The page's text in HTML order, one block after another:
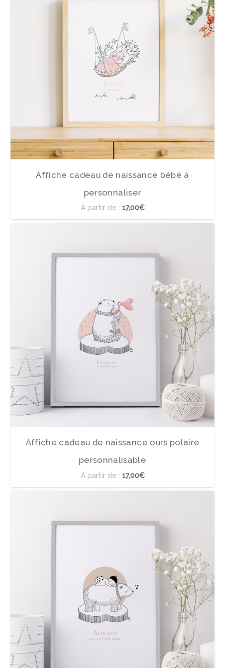
Affiche cadeau de naissance bébé à
personnaliser
À partir de : 17,00€
Affiche cadeau de naissance ours polaire
personnalisable
À partir de : 17,00€